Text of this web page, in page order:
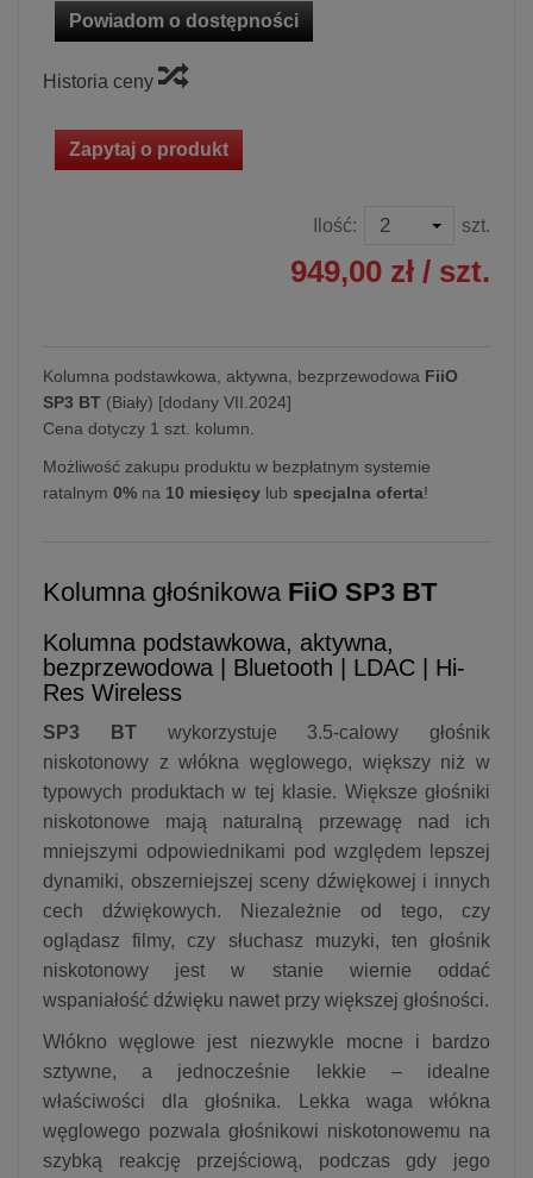
Powiadom o dostępności
Historia ceny
Zapytaj o produkt
Ilość: szt.
949,00 zł / szt.
Kolumna podstawkowa, aktywna, bezprzewodowa FiiO
SP3 BT (Biały) [dodany VII.2024]
Cena dotyczy 1 szt. kolumn.
Możliwość zakupu produktu w bezpłatnym systemie
ratalnym 0% na 10 miesięcy lub specjalna oferta!
Kolumna głośnikowa FiiO SP3 BT
Kolumna podstawkowa, aktywna,
bezprzewodowa | Bluetooth | LDAC | Hi-
Res Wireless
SP3 BTwykorzystuje 3.5-calowy głośnik
niskotonowy z włókna węglowego, większy niż w
typowych produktach w tej klasie. Większe głośniki
niskotonowe mają naturalną przewagę nad ich
mniejszymi odpowiednikami pod względem lepszej
dynamiki, obszerniejszej sceny dźwiękowej i innych
cech dźwiękowych. Niezależnie od tego, czy
oglądasz filmy, czy słuchasz muzyki, ten głośnik
niskotonowy jest w stanie wiernie oddać
wspaniałość dźwięku nawet przy większej głośności.
Włókno węglowe jest niezwykle mocne i bardzo
sztywne, a jednocześnie lekkie – idealne
właściwości dla głośnika. Lekka waga włókna
węglowego pozwala głośnikowi niskotonowemu na
szybką reakcję przejściową, podczas gdy jego